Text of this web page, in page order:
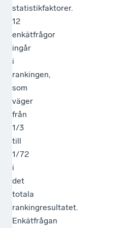
statistikfaktorer.
12
enkätfrågor
ingår
i
rankingen,
som
väger
från
1/3
till
1/72
i
det
totala
rankingresultatet.
Enkätfrågan